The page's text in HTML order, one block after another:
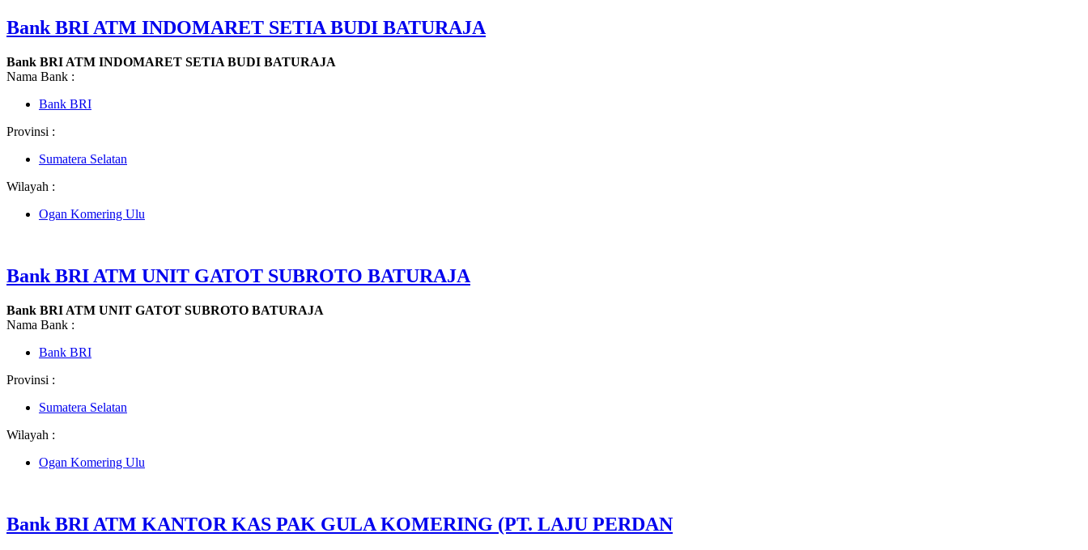
Bank BRI ATM INDOMARET SETIA BUDI BATURAJA
Bank BRI ATM INDOMARET SETIA BUDI BATURAJA
Nama Bank :
Bank BRI
Provinsi :
Sumatera Selatan
Wilayah :
Ogan Komering Ulu
Bank BRI ATM UNIT GATOT SUBROTO BATURAJA
Bank BRI ATM UNIT GATOT SUBROTO BATURAJA
Nama Bank :
Bank BRI
Provinsi :
Sumatera Selatan
Wilayah :
Ogan Komering Ulu
Bank BRI ATM KANTOR KAS PAK GULA KOMERING (PT. LAJU PERDAN